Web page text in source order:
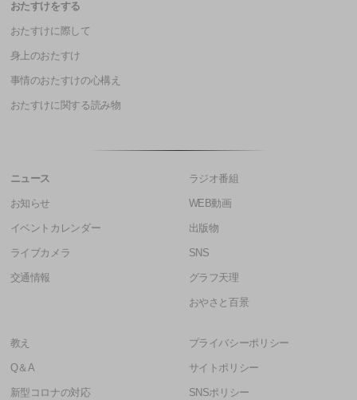
おたすけをする
おたすけに際して
身上のおたすけ
事情のおたすけの心構え
おたすけに関する読み物
ニュース
お知らせ
イベントカレンダー
ライブカメラ
交通情報
ラジオ番組
WEB動画
出版物
SNS
グラフ天理
おやさと百景
教え
Q＆A
新型コロナの対応
プライバシーポリシー
サイトポリシー
SNSポリシー